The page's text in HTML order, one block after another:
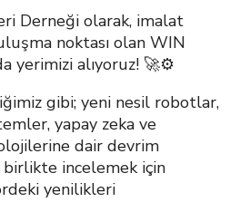
Derneği olarak, imalat
noktası olan WIN
yerimizi alıyoruz! 🚀⚙️
gibi; yeni nesil robotlar,
yapay zeka ve
dair devrim
incelemek için
yenilikleri